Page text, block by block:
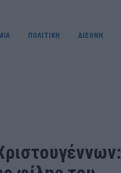
ΠΟΛΙΤΙΚΗ ΔΙΕΘΝΗ